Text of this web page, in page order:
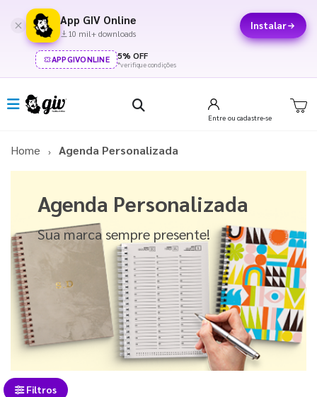
App GIV Online
10 mil+ downloads
Instalar
APPGIVONLINE 5% OFF
*verifique condições
Entre ou cadastre-se
Home Agenda Personalizada
Agenda Personalizada
Sua marca sempre presente!
Filtros